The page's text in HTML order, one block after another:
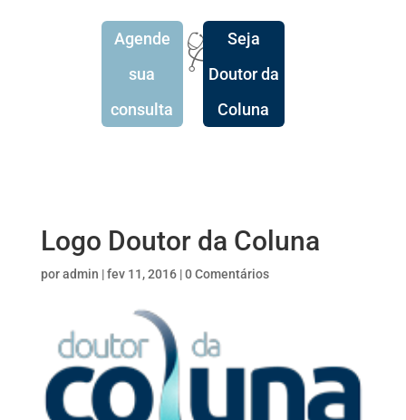
Agende
sua
consulta
🩺
Seja
Doutor da
Coluna
Logo Doutor da Coluna
poradmin |fev 11, 2016|0 Comentários